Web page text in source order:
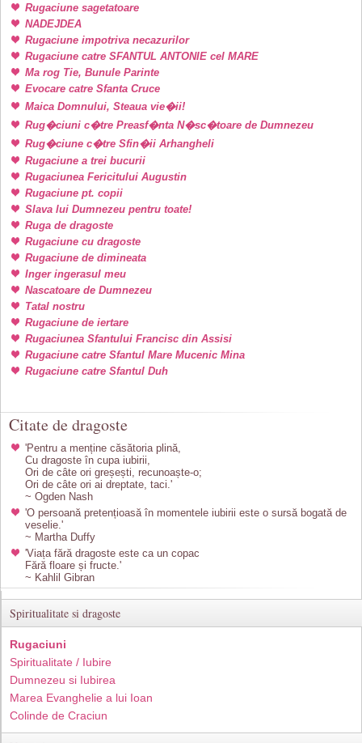
Rugaciune sagetatoare
NADEJDEA
Rugaciune impotriva necazurilor
Rugaciune catre SFANTUL ANTONIE cel MARE
Ma rog Tie, Bunule Parinte
Evocare catre Sfanta Cruce
Maica Domnului, Steaua vie�ii!
Rug�ciuni c�tre Preasf�nta N�sc�toare de Dumnezeu
Rug�ciune c�tre Sfin�ii Arhangheli
Rugaciune a trei bucurii
Rugaciunea Fericitului Augustin
Rugaciune pt. copii
Slava lui Dumnezeu pentru toate!
Ruga de dragoste
Rugaciune cu dragoste
Rugaciune de dimineata
Inger ingerasul meu
Nascatoare de Dumnezeu
Tatal nostru
Rugaciune de iertare
Rugaciunea Sfantului Francisc din Assisi
Rugaciune catre Sfantul Mare Mucenic Mina
Rugaciune catre Sfantul Duh
Citate de dragoste
'Pentru a menține căsătoria plină,
Cu dragoste în cupa iubirii,
Ori de câte ori greșești, recunoaște-o;
Ori de câte ori ai dreptate, taci.'
~ Ogden Nash
'O persoană pretențioasă în momentele iubirii este o sursă bogată de
veselie.'
~ Martha Duffy
'Viața fără dragoste este ca un copac
Fără floare și fructe.'
~ Kahlil Gibran
Spiritualitate si dragoste
Rugaciuni
Spiritualitate / Iubire
Dumnezeu si Iubirea
Marea Evanghelie a lui Ioan
Colinde de Craciun